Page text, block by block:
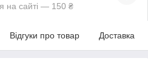
на сайті — 150 ₴
Відгуки про товар Доставка